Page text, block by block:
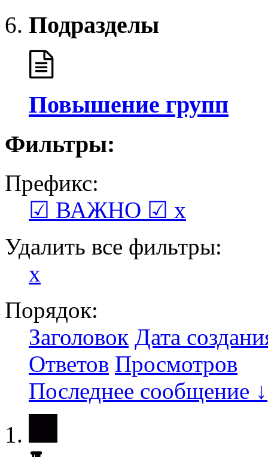
Подразделы
Повышение групп
Фильтры:
Префикс:
☑ ВАЖНО ☑ x
Удалить все фильтры:
x
Порядок:
Заголовок Дата
Ответов Просмотров
Последнее сообщение ↓